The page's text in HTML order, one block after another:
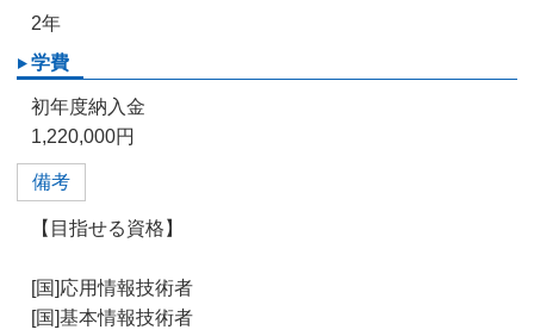
2年
学費
初年度納入金
1,220,000円
備考
【目指せる資格】
[国]応用情報技術者
[国]基本情報技術者